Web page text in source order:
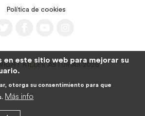
Política de cookies
KILLER ASTURIAS 2026
en este sitio web para mejorar su
otorga su consentimiento para que
Más info